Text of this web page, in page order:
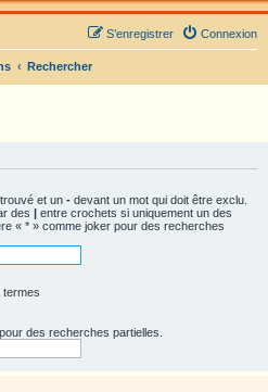
Connexion
S’enregistrer
Rechercher
et un - devant un mot qui doit être exclu.
des | entre crochets si uniquement un des
« * » comme joker pour des recherches
termes
des recherches partielles.